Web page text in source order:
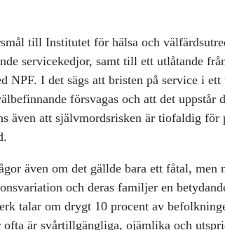
till Institutet för hälsa och
servicekedjor, samt till ett utlåtande
NPF. I det sägs att bristen på service i
försvagas och att det uppstår
även att självmordsrisken är tiofaldig för
även om det gällde bara ett fåtal, men
och deras familjer en
talar om drygt 10 procent av
ofta är svårtillgängliga, ojämlika och